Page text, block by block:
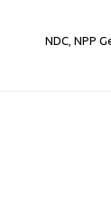
NDC, NPP